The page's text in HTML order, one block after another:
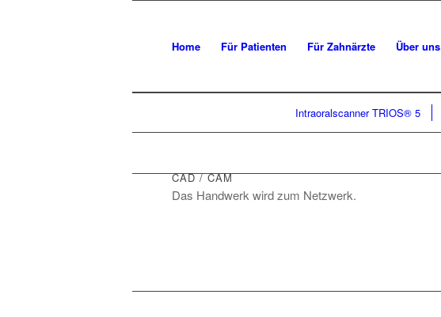
Home Für Patienten Für Zahnärzte Über uns
Intraoralscanner TRIOS® 5
CAD / CAM
Das Handwerk wird zum Netzwerk.